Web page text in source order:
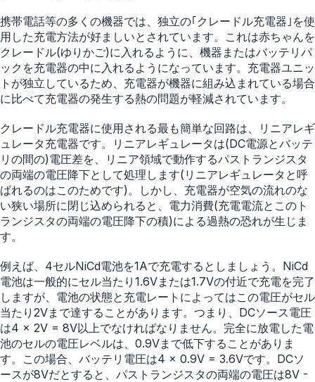
携帯電話等の多くの機器では、独立の｢クレードル充電器｣を使
用した充電方法が好ましいとされています。これは赤ちゃんを
クレードル(ゆりかご)に入れるように、機器またはバッテリパ
ックを充電器の中に入れるようになっています。充電器ユニッ
トが独立しているため、充電器が機器に組み込まれている場合
に比べて充電器の発生する熱の問題が軽減されています。
クレードル充電器に使用される最も簡単な回路は、リニアレギ
ュレータ充電器です。リニアレギュレータは(DC電源とバッテ
リの間の)電圧差を、リニア領域で動作するパストランジスタ
の両端の電圧降下として処理します(リニアレギュレータと呼
ばれるのはこのためです)。しかし、充電器が空気の流れのな
い狭い場所に閉じ込められると、電力消費(充電電流とこのト
ランジスタの両端の電圧降下の積)による過熱の恐れが生じま
す。
例えば、4セルNiCd電池を1Aで充電するとしましょう。NiCd
電池は一般的にセル当たり1.6Vまたは1.7Vの付近で充電を完了
しますが、電池の状態と充電レートによってはこの電圧がセル
当たり2Vまで達することがあります。つまり、DCソース電圧
は4 × 2V = 8V以上でなければなりません。完全に放電した電
池のセルの電圧レベルは、0.9Vまで低下することがありま
す。この場合、バッテリ電圧は4 × 0.9V = 3.6Vです。DCソ
ースが8Vだとすると、パストランジスタの両端の電圧は8V -